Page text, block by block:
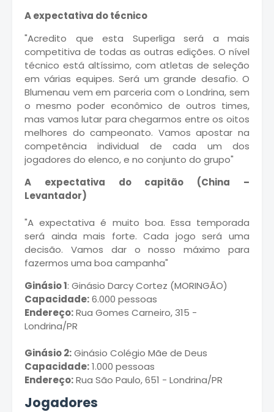
A expectativa do técnico
"Acredito que esta Superliga será a mais
competitiva de todas as outras edições. O nível
técnico está altíssimo, com atletas de seleção
em várias equipes. Será um grande desafio. O
Blumenau vem em parceria com o Londrina, sem
o mesmo poder econômico de outros times,
mas vamos lutar para chegarmos entre os oitos
melhores do campeonato. Vamos apostar na
competência individual de cada um dos
jogadores do elenco, e no conjunto do grupo"
A expectativa do capitão (China –
Levantador)
"A expectativa é muito boa. Essa temporada
será ainda mais forte. Cada jogo será uma
decisão. Vamos dar o nosso máximo para
fazermos uma boa campanha"
Ginásio 1: Ginásio Darcy Cortez (MORINGÃO)
Capacidade:6.000 pessoas
Endereço:Rua Gomes Carneiro, 315 -
Londrina/PR
Ginásio 2:Ginásio Colégio Mãe de Deus
Capacidade:1.000 pessoas
Endereço:Rua São Paulo, 651 - Londrina/PR
Jogadores